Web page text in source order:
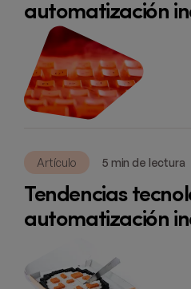
automatización
Artículo 5 min de lectura
Tendencias
automatización